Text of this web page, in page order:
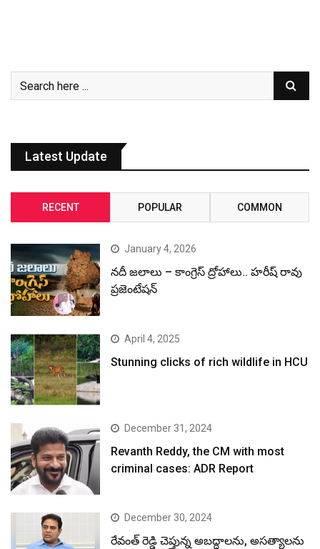
Latest Update
RECENT POPULAR COMMON
January 4, 2026
నదీ జలాలు – కాంగ్రెస్ ద్రోహాలు.. హరీష్ రావు
ప్రజెంటేషన్
April 4, 2025
Stunning clicks of rich wildlife in HCU
December 31, 2024
Revanth Reddy, the CM with most
criminal cases: ADR Report
December 30, 2024
రేవంత్ రెడ్డి చెప్తున్న అబద్ధాలను, అసత్యాలను